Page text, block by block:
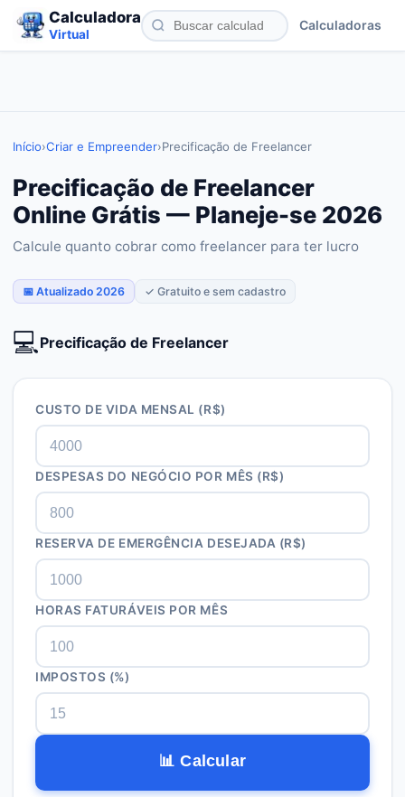
Calculadora
Virtual
Calculadoras
Início›Criar e Empreender›Precificação de Freelancer
Precificação de Freelancer
Online Grátis — Planeje-se 2026
Calcule quanto cobrar como freelancer para ter lucro
📅 Atualizado 2026 ✓ Gratuito e sem cadastro
💻Precificação de Freelancer
CUSTO DE VIDA MENSAL (R$)
DESPESAS DO NEGÓCIO POR MÊS (R$)
RESERVA DE EMERGÊNCIA DESEJADA (R$)
HORAS FATURÁVEIS POR MÊS
IMPOSTOS (%)
📊 Calcular